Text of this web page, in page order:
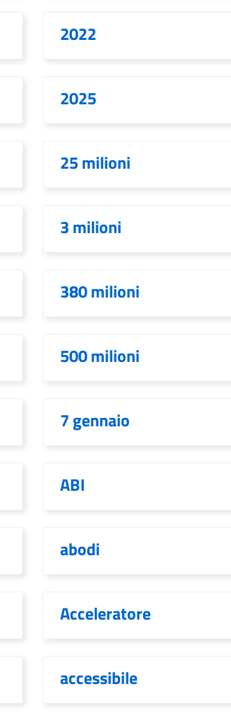
2022
2025
25 milioni
3 milioni
380 milioni
500 milioni
7 gennaio
ABI
abodi
Acceleratore
accessibile